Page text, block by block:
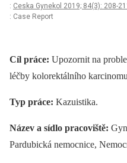
: Ceska Gynekol 2019; 84(3): 208-
: Case Report
Cíl práce: Upozornit na
léčby kolorektálního
Typ práce: Kazuistika.
Název a sídlo pracoviště:
Pardubická nemocnice,